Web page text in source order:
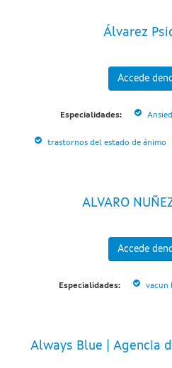
Álvarez
Accede
Especialidades:
trastornos del estado de ánimo
ALVARO
Accede
Especialidades: vacun
Always Blue | Agencia